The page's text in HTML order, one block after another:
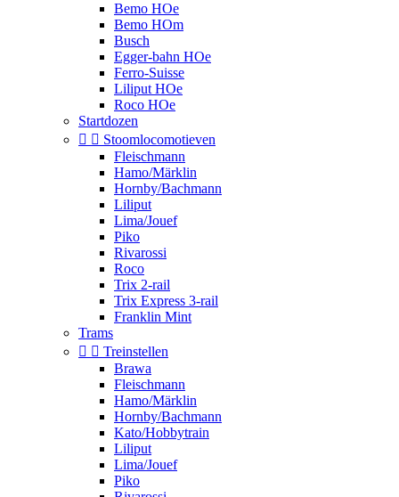
Bemo HOe
Bemo HOm
Busch
Egger-bahn HOe
Ferro-Suisse
Liliput HOe
Roco HOe
Startdozen
  Stoomlocomotieven
Fleischmann
Hamo/Märklin
Hornby/Bachmann
Liliput
Lima/Jouef
Piko
Rivarossi
Roco
Trix 2-rail
Trix Express 3-rail
Franklin Mint
Trams
  Treinstellen
Brawa
Fleischmann
Hamo/Märklin
Hornby/Bachmann
Kato/Hobbytrain
Liliput
Lima/Jouef
Piko